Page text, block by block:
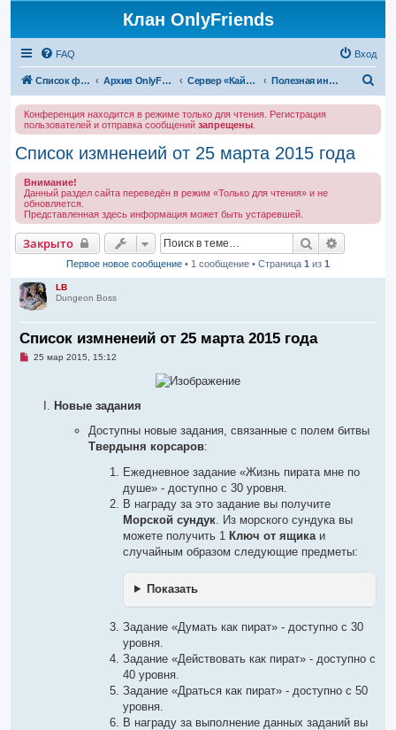
Клан OnlyFriends
FAQ Вход
Список форумов Архив OnlyFriends Сервер «Кайатор» Полезная информация
Конференция находится в режиме только для чтения. Регистрация
пользователей и отправка сообщений запрещены
Список измненеий от 25 марта 2015 года
Внимание!
Данный раздел сайта переведён в режим «Только для чтения» и не
обновляется.
Представленная здесь информация может быть устаревшей.
Закрыто Поиск
Первое новое сообщение • 1 сообщение • Страница 1 из 1
LB
Dungeon Boss
Список измненеий от 25 марта 2015 года
Н25 мар 2015, 15:12
Новые задания
Доступны новые задания, связанные с полем битвы
Твердыня корсаров:
Ежедневное задание «Жизнь пирата мне по
душе» - доступно с 30 уровня.
В награду за это задание вы получите
Морской сундук . Из морского сундука вы
можете получить 1 Ключ от ящика и
случайным образом следующие предметы:
Показать
Задание «Думать как пират» - доступно с 30
уровня.
Задание «Действовать как пират» - доступно с
40 уровня.
Задание «Драться как пират» - доступно с 50
уровня.
В награду за выполнение данных заданий вы